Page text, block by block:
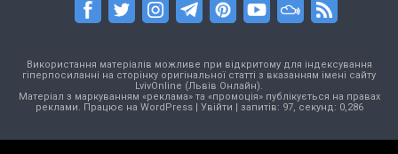
Використання матеріалів можливе при відкритому для індексування
гіперпосиланні на сторінку оригінальної статті з вказанням імені сайту
LvivOnline (Львів Онлайн).
Матеріал з маркуванням «реклама» та «промоція» публікується на правах
реклами. Працює на WordPress| Увійти | запитів: 97, секунд: 0,286